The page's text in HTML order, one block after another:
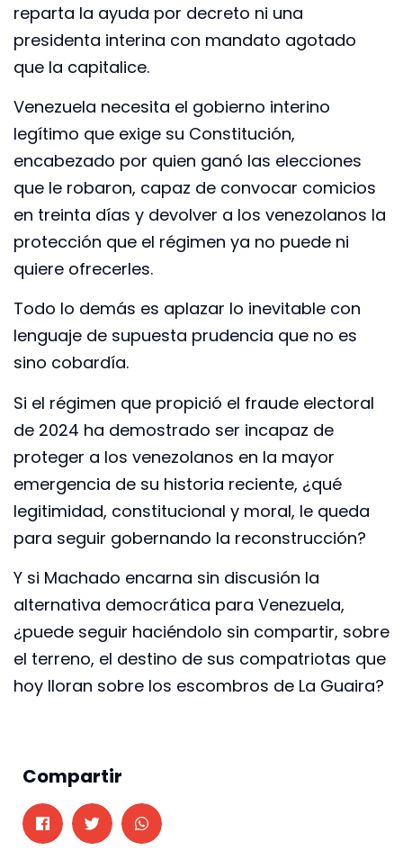
reparta la ayuda por decreto ni una
presidenta interina con mandato agotado
que la capitalice.
Venezuela necesita el gobierno interino
legítimo que exige su Constitución,
encabezado por quien ganó las elecciones
que le robaron, capaz de convocar comicios
en treinta días y devolver a los venezolanos la
protección que el régimen ya no puede ni
quiere ofrecerles.
Todo lo demás es aplazar lo inevitable con
lenguaje de supuesta prudencia que no es
sino cobardía.
Si el régimen que propició el fraude electoral
de 2024 ha demostrado ser incapaz de
proteger a los venezolanos en la mayor
emergencia de su historia reciente, ¿qué
legitimidad, constitucional y moral, le queda
para seguir gobernando la reconstrucción?
Y si Machado encarna sin discusión la
alternativa democrática para Venezuela,
¿puede seguir haciéndolo sin compartir, sobre
el terreno, el destino de sus compatriotas que
hoy lloran sobre los escombros de La Guaira?
Compartir